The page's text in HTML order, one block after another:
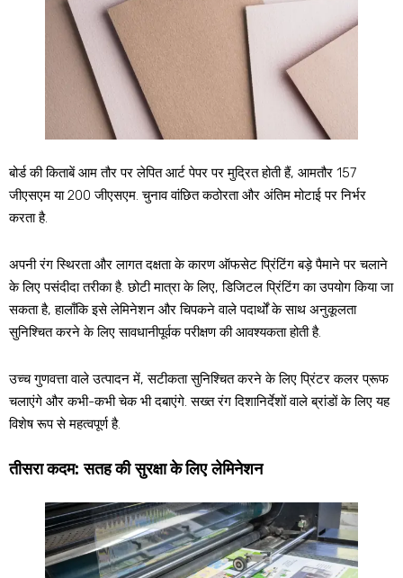
बोर्ड की किताबें आम तौर पर लेपित आर्ट पेपर पर मुद्रित होती हैं, आमतौर 157
जीएसएम या 200 जीएसएम. चुनाव वांछित कठोरता और अंतिम मोटाई पर निर्भर
करता है.
अपनी रंग स्थिरता और लागत दक्षता के कारण ऑफसेट प्रिंटिंग बड़े पैमाने पर चलाने
के लिए पसंदीदा तरीका है. छोटी मात्रा के लिए, डिजिटल प्रिंटिंग का उपयोग किया जा
सकता है, हालाँकि इसे लेमिनेशन और चिपकने वाले पदार्थों के साथ अनुकूलता
सुनिश्चित करने के लिए सावधानीपूर्वक परीक्षण की आवश्यकता होती है.
उच्च गुणवत्ता वाले उत्पादन में, सटीकता सुनिश्चित करने के लिए प्रिंटर कलर प्रूफ
चलाएंगे और कभी-कभी चेक भी दबाएंगे. सख्त रंग दिशानिर्देशों वाले ब्रांडों के लिए यह
विशेष रूप से महत्वपूर्ण है.
तीसरा कदम: सतह की सुरक्षा के लिए लेमिनेशन